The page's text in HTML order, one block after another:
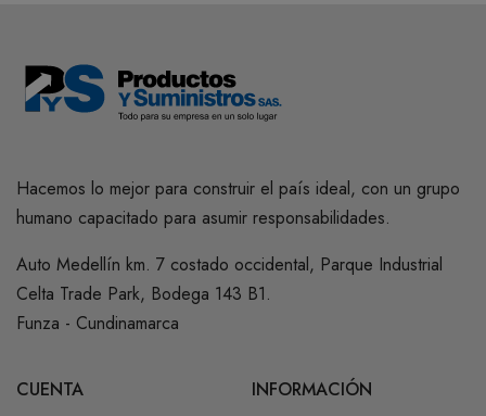
Hacemos lo mejor para construir el país ideal, con un grupo
humano capacitado para asumir responsabilidades.
Auto Medellín km. 7 costado occidental, Parque Industrial
Celta Trade Park, Bodega 143 B1.
Funza - Cundinamarca
CUENTA
INFORMACIÓN